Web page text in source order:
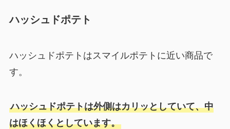
ハッシュドポテト
ハッシュドポテトはスマイルポテトに近い商品で
す。
ハッシュドポテトは外側はカリッとしていて、中
はほくほくとしています。